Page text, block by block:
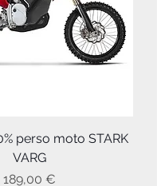
perso moto STARK
VARG
Prix
189,00 €